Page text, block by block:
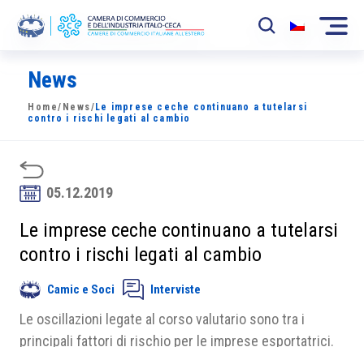
La Camera
News
Sviluppo Mercato
Soci
Partner
Progetti
Area riservata
News
Home/ News/ Le imprese ceche continuano a tutelarsi
contro i rischi legati al cambio
05.12.2019
Le imprese ceche continuano a tutelarsi
contro i rischi legati al cambio
Camic e Soci Interviste
Le oscillazioni legate al corso valutario sono tra i
principali fattori di rischio per le imprese esportatrici.